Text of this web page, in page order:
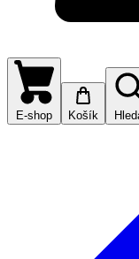
E-shop Košík